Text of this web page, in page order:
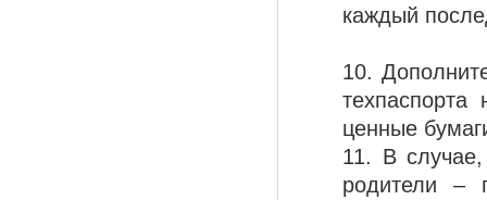
каждый
10.
ценные
11. В
родители –